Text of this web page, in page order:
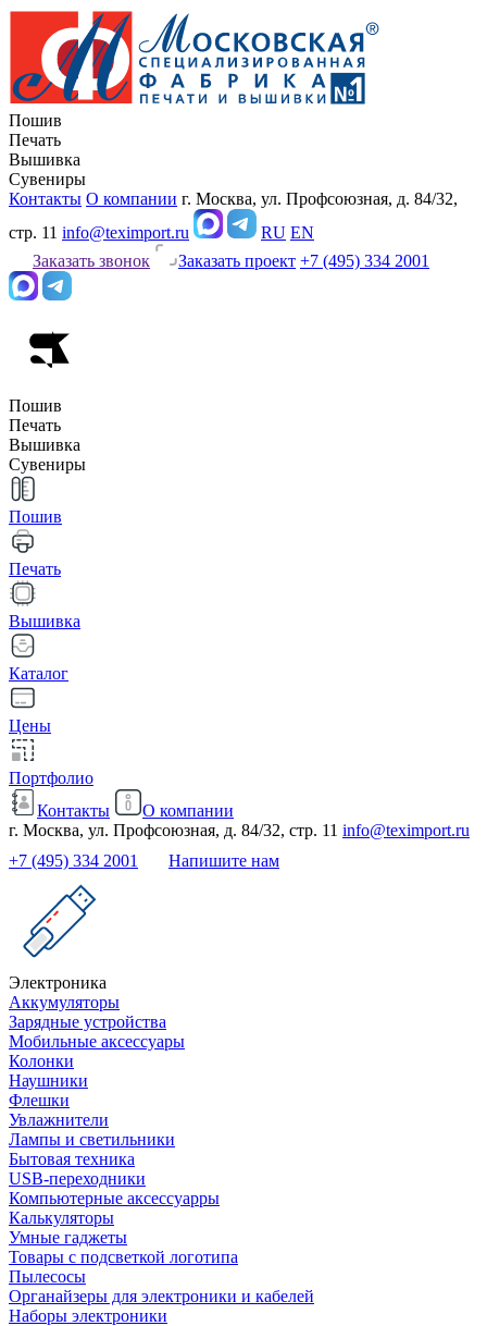
Пошив
Печать
Вышивка
Сувениры
Контакты О компании г. Москва, ул. Профсоюзная, д. 84/32,
стр. 11 info@teximport.ru RU EN
Заказать звонок
Заказать проект +7 (495) 334 2001
Пошив
Печать
Вышивка
Сувениры
Пошив
Печать
Вышивка
Каталог
Цены
Портфолио
Контакты
О компании
г. Москва, ул. Профсоюзная, д. 84/32, стр. 11 info@teximport.ru
+7 (495) 334 2001
Напишите нам
Электроника
Аккумуляторы
Зарядные устройства
Мобильные аксессуары
Колонки
Наушники
Флешки
Увлажнители
Лампы и светильники
Бытовая техника
USB-переходники
Компьютерные аксессуарры
Калькуляторы
Умные гаджеты
Товары с подсветкой логотипа
Пылесосы
Органайзеры для электроники и кабелей
Наборы электроники